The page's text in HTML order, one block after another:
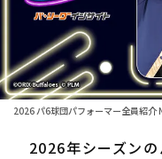
順位表･成績
1軍公式戦
ファーム東地区
選手名鑑
選手名鑑トップ
北海道日本ハ
ニュース
2026 パ6球団パフォーマー全員紹
2026年シーズンの